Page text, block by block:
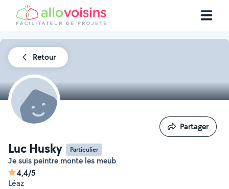
Retour
Luc Husky Particulier
Je suis peintre monte les meub
4,4/5
Léaz
Partager
Partager